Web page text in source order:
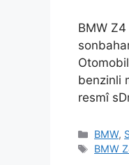
BMW
benzinli
resmî
BMW,
BMW